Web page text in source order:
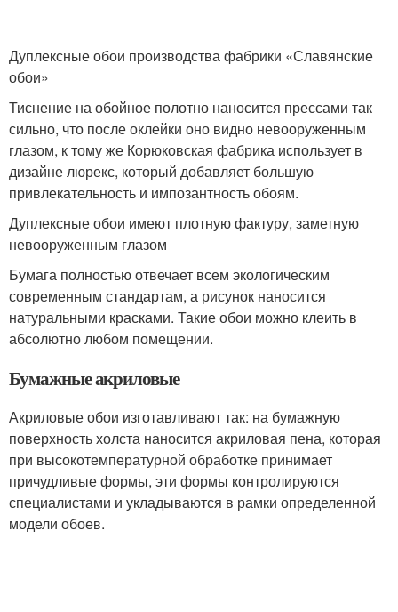
Дуплексные обои производства фабрики «Славянские
обои»
Тиснение на обойное полотно наносится прессами так
сильно, что после оклейки оно видно невооруженным
глазом, к тому же Корюковская фабрика использует в
дизайне люрекс, который добавляет большую
привлекательность и импозантность обоям.
Дуплексные обои имеют плотную фактуру, заметную
невооруженным глазом
Бумага полностью отвечает всем экологическим
современным стандартам, а рисунок наносится
натуральными красками. Такие обои можно клеить в
абсолютно любом помещении.
Бумажные акриловые
Акриловые обои изготавливают так: на бумажную
поверхность холста наносится акриловая пена, которая
при высокотемпературной обработке принимает
причудливые формы, эти формы контролируются
специалистами и укладываются в рамки определенной
модели обоев.